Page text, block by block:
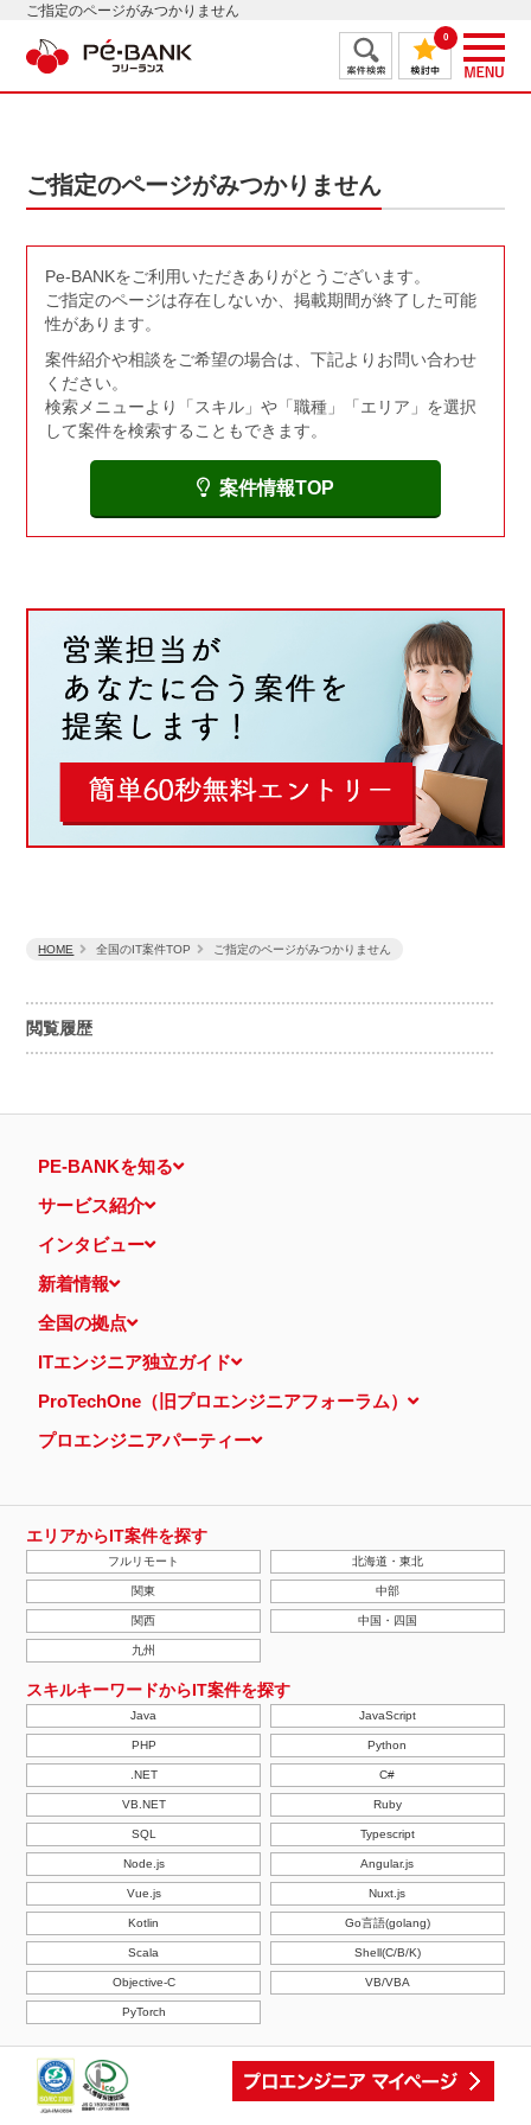
ご指定のページがみつかりません
0
閲覧履歴
HOME 全国のIT案件TOP ご指定のページがみつかりません
ご指定のページがみつかりません
Pe-BANKをご利用いただきありがとうございます。
ご指定のページは存在しないか、掲載期間が終了した可能
性があります。
案件紹介や相談をご希望の場合は、下記よりお問い合わせ
ください。
検索メニューより「スキル」や「職種」「エリア」を選択
して案件を検索することもできます。
案件情報TOP
PE-BANKを知る
サービス紹介
インタビュー
新着情報
全国の拠点
ITエンジニア独立ガイド
ProTechOne（旧プロエンジニアフォーラム）
プロエンジニアパーティー
エリアからIT案件を探す
フルリモート 北海道・東北
関東 中部
関西 中国・四国
九州
スキルキーワードからIT案件を探す
Java JavaScript
PHP Python
.NET C#
VB.NET Ruby
SQL Typescript
Node.js Angular.js
Vue.js Nuxt.js
Kotlin Go言語(golang)
Scala Shell(C/B/K)
Objective-C VB/VBA
PyTorch